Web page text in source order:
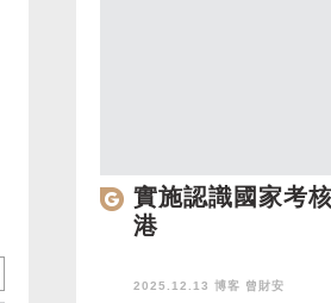
實施認識國家考
港
2025.12.13 博客 曾財安